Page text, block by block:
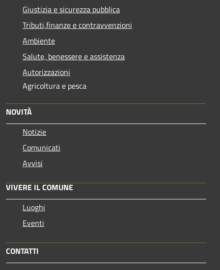
Giustizia e sicurezza pubblica
Tributi,finanze e contravvenzioni
Ambiente
Salute, benessere e assistenza
Autorizzazioni
Agricoltura e pesca
NOVITÀ
Notizie
Comunicati
Avvisi
VIVERE IL COMUNE
Luoghi
Eventi
CONTATTI